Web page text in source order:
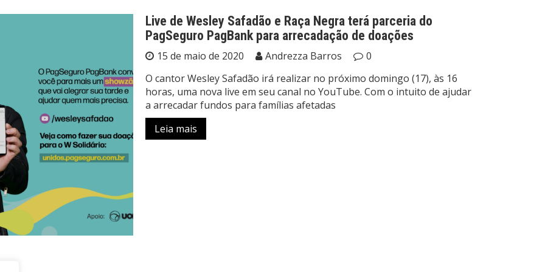
Live de Wesley Safadão e Raça Negra terá parceria do
PagSeguro PagBank para arrecadação de doações
15 de maio de 2020 Andrezza Barros
0
O cantor Wesley Safadão irá realizar no próximo domingo (17), às 16
horas, uma nova live em seu canal no YouTube. Com o intuito de ajudar
a arrecadar fundos para famílias afetadas
Leia mais